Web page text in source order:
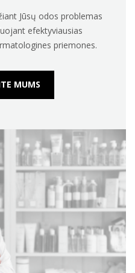
Jūsų odos problemas
efektyviausias
priemones.
MUMS